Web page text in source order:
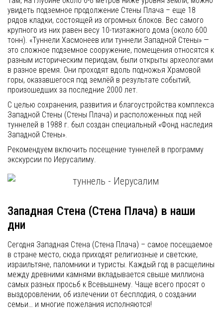
увидеть подземное продолжение Стены Плача – еще 18
рядов кладки, состоящей из огромных блоков. Вес самого
крупного из них равен весу 10-тиэтажного дома (около 600
тонн). «Туннели Хасмонеев или туннели Западной Стены» —
это сложное подземное сооружение, помещения относятся к
разным историческим периодам, были открыты археологами
в разное время. Они проходят вдоль подножья Храмовой
горы, оказавшегося под землёй в результате событий,
произошедших за последние 2000 лет.
С целью сохранения, развития и благоустройства комплекса
Западной Стены (Стены Плача) и расположенных под ней
туннелей в 1988 г. был создан специальный «Фонд наследия
Западной Стены».
Рекомендуем включить посещение туннелей в программу
экскурсии по Иерусалиму.
Западная Стена (Стена Плача) в наши
дни
Сегодня Западная Стена (Стена Плача) – самое посещаемое
в стране место, сюда приходят религиозные и светские,
израильтяне, паломники и туристы. Каждый год в расщелины
между древними камнями вкладывается свыше миллиона
самых разных просьб к Всевышнему. Чаще всего просят о
выздоровлении, об излечении от бесплодия, о создании
семьи… и многие пожелания исполняются!